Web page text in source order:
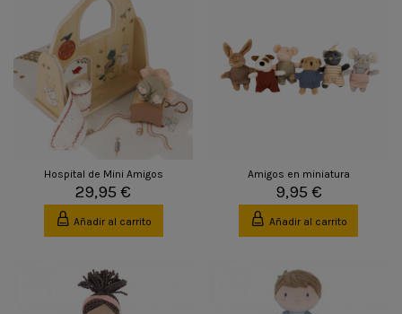
Hospital de Mini Amigos
29,95 €
Añadir al carrito
Amigos en miniatura
9,95 €
Añadir al carrito